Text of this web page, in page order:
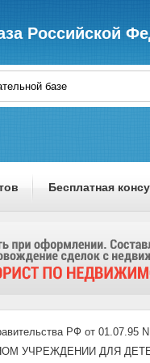
Российской
Бесплатная
РФ от
УЧРЕЖДЕНИИ ДЛЯ